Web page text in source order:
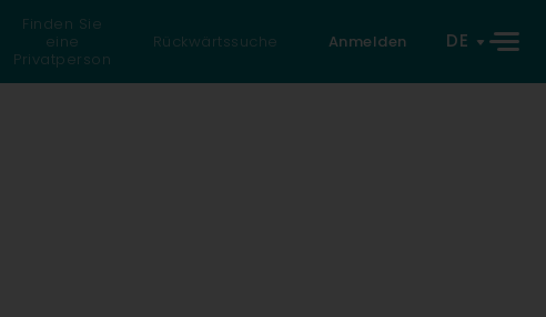
Finden Sie
eine
Privatperson
Rückwärtssuche Anmelden DE